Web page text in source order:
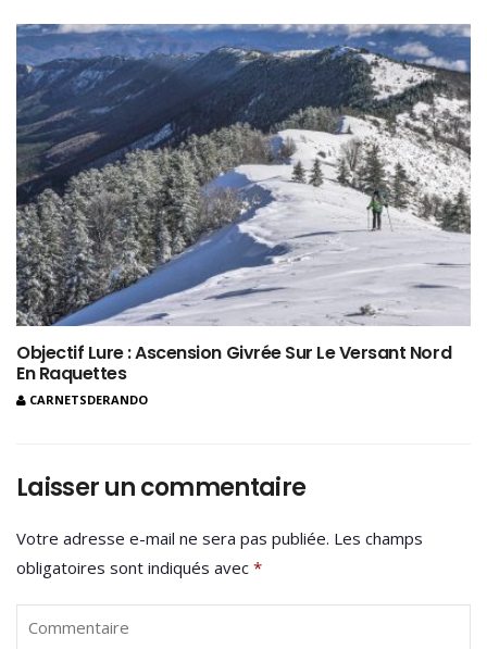
Objectif Lure : Ascension Givrée Sur Le Versant Nord
En Raquettes
CARNETSDERANDO
Laisser un commentaire
Votre adresse e-mail ne sera pas publiée. Les champs
obligatoires sont indiqués avec *